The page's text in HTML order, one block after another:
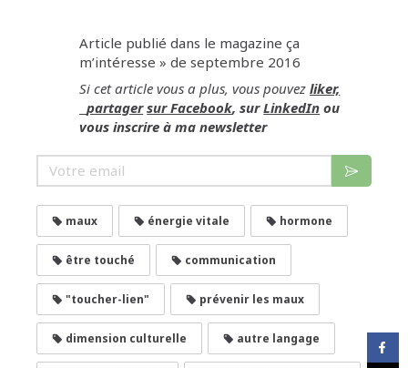
Article publié dans le magazine ça
m’intéresse » de septembre 2016
Si cet article vous a plus, vous pouvezliker,
partager sur Facebook, surLinkedIn ou
vousinscrire à ma newsletter
Votre email
maux énergie vitale hormone
être touché communication
"toucher-lien" prévenir les maux
dimension culturelle autre langage